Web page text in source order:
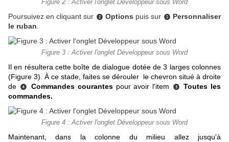
Figure 2 : Activer l'onglet Développeur sous Word
Poursuivez en cliquant sur ❷ Options puis sur ❸ Personnaliser
le ruban
Figure 3 : Activer l'onglet Développeur sous Word
Il en résultera cette boîte de dialogue dotée de 3 larges colonnes
(Figure 3). À ce stade, faites se dérouler le chevron situé à droite
de
❹ Commandes courantes pour avoir l'item ❺ Toutes les
commandes.
Figure 4 : Activer l'onglet Développeur sous Word
Maintenant, dans la colonne du milieu allez jusqu'à